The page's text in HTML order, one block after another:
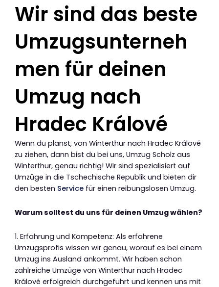
Wir sind das beste
Umzugsunterneh
men für deinen
Umzug nach
Hradec Králové
Wenn du planst, von Winterthur nach Hradec Králové
zu ziehen, dann bist du bei uns, Umzug Scholz aus
Winterthur, genau richtig! Wir sind spezialisiert auf
Umzüge in die Tschechische Republik und bieten dir
den besten Service für einen reibungslosen Umzug.
Warum solltest du uns für deinen Umzug wählen?
1. Erfahrung und Kompetenz: Als erfahrene
Umzugsprofis wissen wir genau, worauf es bei einem
Umzug ins Ausland ankommt. Wir haben schon
zahlreiche Umzüge von Winterthur nach Hradec
Králové erfolgreich durchgeführt und kennen uns mit